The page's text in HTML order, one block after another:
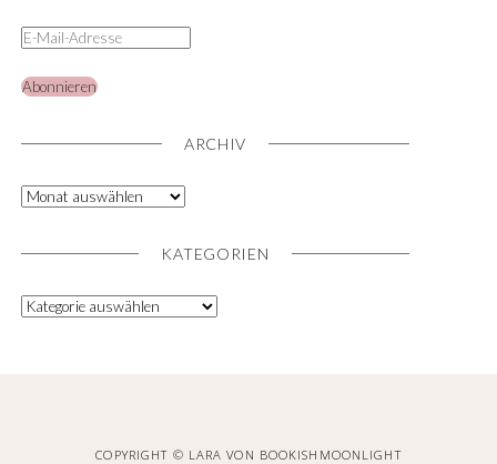
Abonnieren
ARCHIV
KATEGORIEN
COPYRIGHT © LARA VON BOOKISHMOONLIGHT